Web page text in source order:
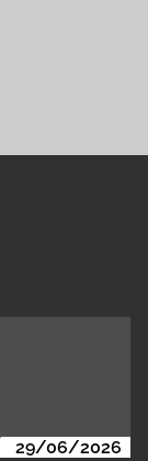
29/06/2026